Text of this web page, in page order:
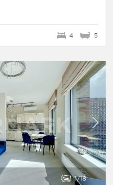
4 5
1 18